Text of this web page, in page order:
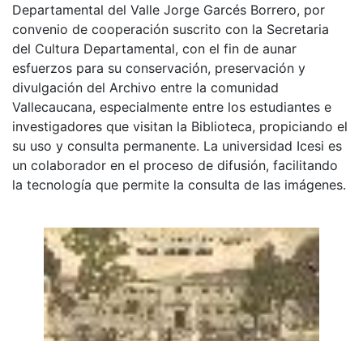
Departamental del Valle Jorge Garcés Borrero, por
convenio de cooperación suscrito con la Secretaria
del Cultura Departamental, con el fin de aunar
esfuerzos para su conservación, preservación y
divulgación del Archivo entre la comunidad
Vallecaucana, especialmente entre los estudiantes e
investigadores que visitan la Biblioteca, propiciando el
su uso y consulta permanente. La universidad Icesi es
un colaborador en el proceso de difusión, facilitando
la tecnología que permite la consulta de las imágenes.